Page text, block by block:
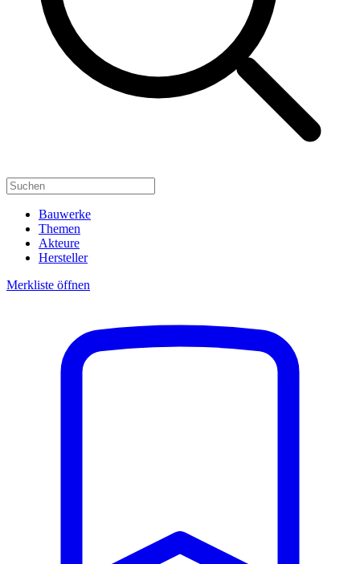
Bauwerke
Themen
Akteure
Hersteller
Merkliste öffnen